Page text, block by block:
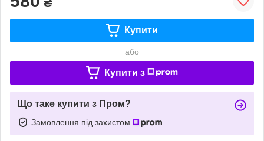
Купити
або
Купити з
Що таке купити з Пром?
Замовлення під захистом